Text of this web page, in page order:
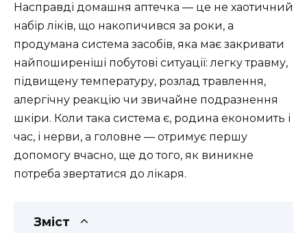
Насправді домашня аптечка — це не хаотичний
набір ліків, що накопичився за роки, а
продумана система засобів, яка має закривати
найпоширеніші побутові ситуації: легку травму,
підвищену температуру, розлад травлення,
алергічну реакцію чи звичайне подразнення
шкіри. Коли така система є, родина економить і
час, і нерви, а головне — отримує першу
допомогу вчасно, ще до того, як виникне
потреба звертатися до лікаря.
Зміст